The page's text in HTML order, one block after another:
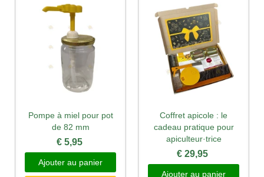
Pompe à miel pour pot
de 82 mm
€ 5,95
Ajouter au panier
Coffret apicole : le
cadeau pratique pour
apiculteur·trice
€ 29,95
Ajouter au panier